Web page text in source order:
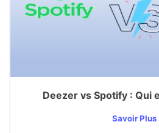
Deezer vs Spotify : Qui
Savoir Plus